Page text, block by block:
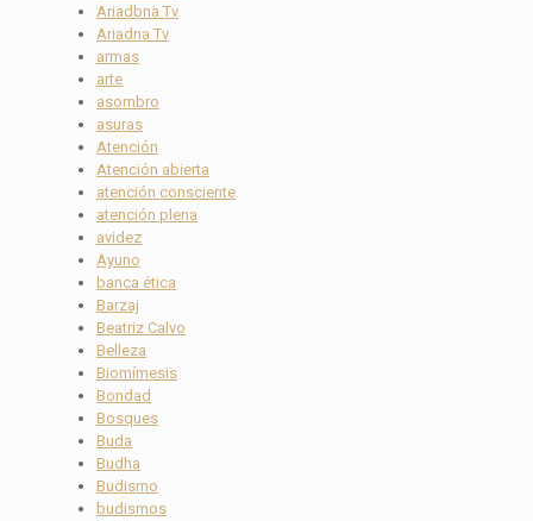
Ariadbna Tv
Ariadna Tv
armas
arte
asombro
asuras
Atención
Atención abierta
atención consciente
atención plena
avidez
Ayuno
banca ética
Barzaj
Beatriz Calvo
Belleza
Biomímesis
Bondad
Bosques
Buda
Budha
Budismo
budismos